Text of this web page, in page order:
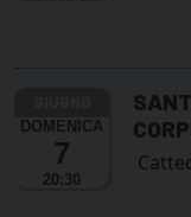
DOMENICA
7
20:30